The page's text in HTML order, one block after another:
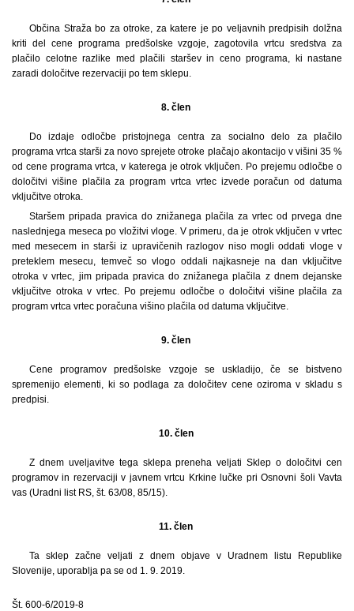
Občina Straža bo za otroke, za katere je po veljavnih predpisih dolžna
kriti del cene programa predšolske vzgoje, zagotovila vrtcu sredstva za
plačilo celotne razlike med plačili staršev in ceno programa, ki nastane
zaradi določitve rezervaciji po tem sklepu.
8. člen
Do izdaje odločbe pristojnega centra za socialno delo za plačilo
programa vrtca starši za novo sprejete otroke plačajo akontacijo v višini 35 %
od cene programa vrtca, v katerega je otrok vključen. Po prejemu odločbe o
določitvi višine plačila za program vrtca vrtec izvede poračun od datuma
vključitve otroka.
Staršem pripada pravica do znižanega plačila za vrtec od prvega dne
naslednjega meseca po vložitvi vloge. V primeru, da je otrok vključen v vrtec
med mesecem in starši iz upravičenih razlogov niso mogli oddati vloge v
preteklem mesecu, temveč so vlogo oddali najkasneje na dan vključitve
otroka v vrtec, jim pripada pravica do znižanega plačila z dnem dejanske
vključitve otroka v vrtec. Po prejemu odločbe o določitvi višine plačila za
program vrtca vrtec poračuna višino plačila od datuma vključitve.
9. člen
Cene programov predšolske vzgoje se uskladijo, če se bistveno
spremenijo elementi, ki so podlaga za določitev cene oziroma v skladu s
predpisi.
10. člen
Z dnem uveljavitve tega sklepa preneha veljati Sklep o določitvi cen
programov in rezervaciji v javnem vrtcu Krkine lučke pri Osnovni šoli Vavta
vas (Uradni list RS, št. 63/08, 85/15).
11. člen
Ta sklep začne veljati z dnem objave v Uradnem listu Republike
Slovenije, uporablja pa se od 1. 9. 2019.
Št. 600-6/2019-8